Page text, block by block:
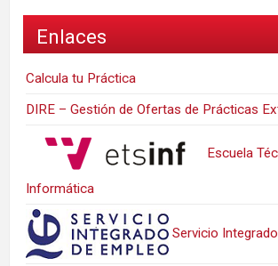
Enlaces
Calcula tu Práctica
DIRE – Gestión de Ofertas de Prácticas
Escuela
Informática
Servicio